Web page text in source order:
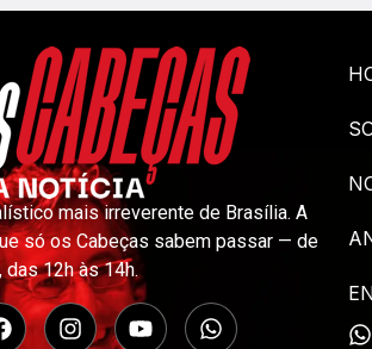
mais irreverente de Brasília. A
só os Cabeças sabem passar — de
das 12h às 14h.